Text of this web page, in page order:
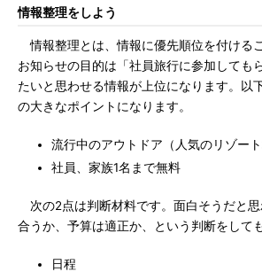
情報整理をしよう
情報整理とは、情報に優先順位を付ける
お知らせの目的は「社員旅行に参加しても
たいと思わせる情報が上位になります。以
の大きなポイントになります。
流行中のアウトドア（人気のリゾート
社員、家族1名まで無料
次の2点は判断材料です。面白そうだと
合うか、予算は適正か、という判断をして
日程